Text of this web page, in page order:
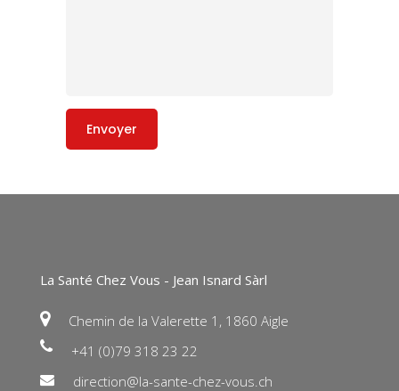
La Santé Chez Vous - Jean Isnard Sàrl
Chemin de la Valerette 1, 1860 Aigle
+41 (0)79 318 23 22
direction@la-sante-chez-vous.ch